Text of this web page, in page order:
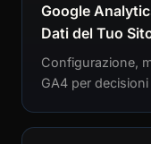
Google
Dati del Tuo
Configurazione,
GA4 per